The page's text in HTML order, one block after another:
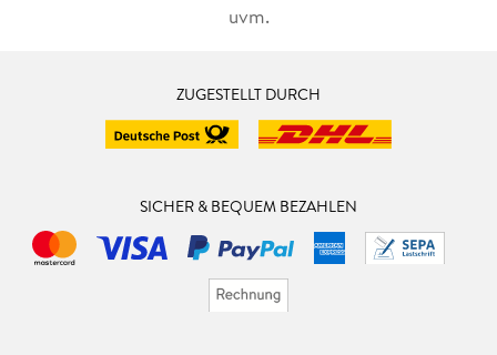
uvm.
ZUGESTELLT DURCH
SICHER & BEQUEM BEZAHLEN